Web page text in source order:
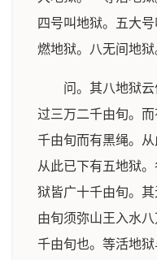
四号叫地狱。五大
燃地狱。八无间地狱
问。其八地狱
过三万二千由旬。
千由旬而有黑绳。从
从此已下有五地狱
狱皆广十千由旬。
由旬须弥山王入水
千由旬也。等活地